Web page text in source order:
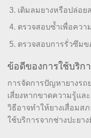
เติมลมยางหรือปล่อ
ตรวจสอบซ้ำเพื่อควา
ตรวจสอบการรั่วซึมข
ข้อดีของการใช้บริก
การจัดการปัญหายางรถ
เสี่ยงหากขาดความรู้แล
วิธีอาจทำให้ยางเสื่อมส
ใช้บริการจากช่างปะยา